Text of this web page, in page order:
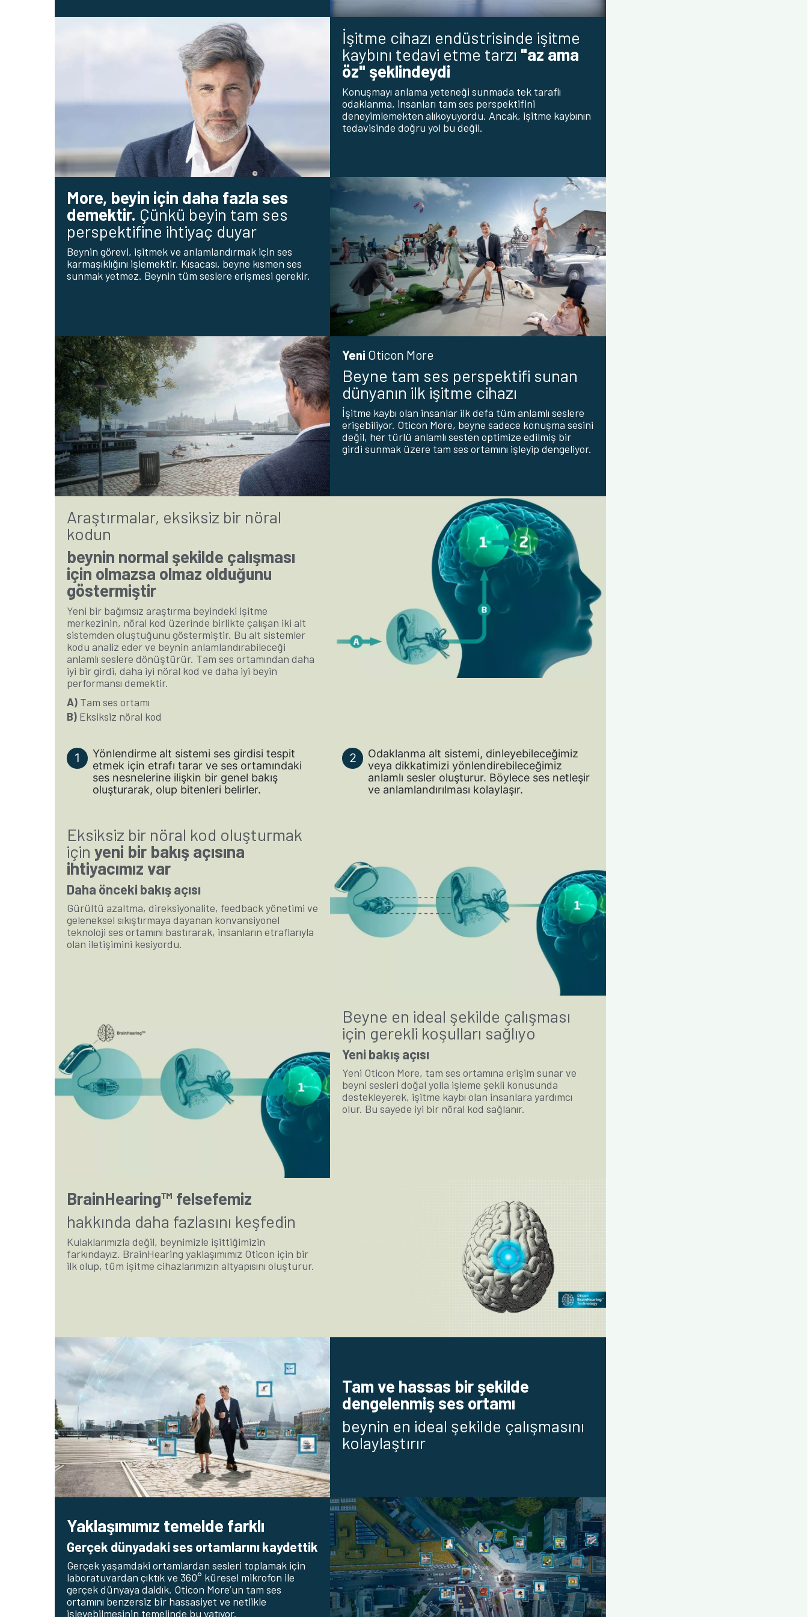
İşitme cihazı endüstrisinde işitme
kaybını tedavi etme tarzı "az ama
öz" şeklindeydi
Konuşmayı anlama yeteneği sunmada tek taraflı
odaklanma, insanları tam ses perspektifini
deneyimlemekten alıkoyuyordu. Ancak, işitme kaybının
tedavisinde doğru yol bu değil.
More, beyin için daha fazla ses
demektir. Çünkü beyin tam ses
perspektifine ihtiyaç duyar
Beynin görevi, işitmek ve anlamlandırmak için ses
karmaşıklığını işlemektir. Kısacası, beyne kısmen ses
sunmak yetmez. Beynin tüm seslere erişmesi gerekir.
Yeni Oticon More
Beyne tam ses perspektifi sunan
dünyanın ilk işitme cihazı
İşitme kaybı olan insanlar ilk defa tüm anlamlı seslere
erişebiliyor. Oticon More, beyne sadece konuşma sesini
değil, her türlü anlamlı sesten optimize edilmiş bir
girdi sunmak üzere tam ses ortamını işleyip dengeliyor.
Araştırmalar, eksiksiz bir nöral
kodun
beynin normal şekilde çalışması
için olmazsa olmaz olduğunu
göstermiştir
Yeni bir bağımsız araştırma beyindeki işitme
merkezinin, nöral kod üzerinde birlikte çalışan iki alt
sistemden oluştuğunu göstermiştir. Bu alt sistemler
kodu analiz eder ve beynin anlamlandırabileceği
anlamlı seslere dönüştürür. Tam ses ortamından daha
iyi bir girdi, daha iyi nöral kod ve daha iyi beyin
performansı demektir.
A) Tam ses ortamı
B) Eksiksiz nöral kod
Yönlendirme alt sistemi ses girdisi tespit
etmek için etrafı tarar ve ses ortamındaki
ses nesnelerine ilişkin bir genel bakış
oluşturarak, olup bitenleri belirler.
Odaklanma alt sistemi, dinleyebileceğimiz
veya dikkatimizi yönlendirebileceğimiz
anlamlı sesler oluşturur. Böylece ses netleşir
ve anlamlandırılması kolaylaşır.
Eksiksiz bir nöral kod oluşturmak
için yeni bir bakış açısına
ihtiyacımız var
Daha önceki bakış açısı
Gürültü azaltma, direksiyonalite, feedback yönetimi ve
geleneksel sıkıştırmaya dayanan konvansiyonel
teknoloji ses ortamını bastırarak, insanların etraflarıyla
olan iletişimini kesiyordu.
Beyne en ideal şekilde çalışması
için gerekli koşulları sağlıyo
Yeni bakış açısı
Yeni Oticon More, tam ses ortamına erişim sunar ve
beyni sesleri doğal yolla işleme şekli konusunda
destekleyerek, işitme kaybı olan insanlara yardımcı
olur. Bu sayede iyi bir nöral kod sağlanır.
BrainHearing™ felsefemiz
hakkında daha fazlasını keşfedin
Kulaklarımızla değil, beynimizle işittiğimizin
farkındayız. BrainHearing yaklaşımımız Oticon için bir
ilk olup, tüm işitme cihazlarımızın altyapısını oluşturur.
Tam ve hassas bir şekilde
dengelenmiş ses ortamı
beynin en ideal şekilde çalışmasını
kolaylaştırır
Yaklaşımımız temelde farklı
Gerçek dünyadaki ses ortamlarını kaydettik
Gerçek yaşamdaki ortamlardan sesleri toplamak için
laboratuvardan çıktık ve 360° küresel mikrofon ile
gerçek dünyaya daldık. Oticon More’un tam ses
ortamını benzersiz bir hassasiyet ve netlikle
işleyebilmesinin temelinde bu yatıyor.